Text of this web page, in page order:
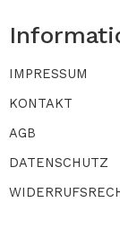
IMPRESSUM
KONTAKT
AGB
DATENSCHUTZ